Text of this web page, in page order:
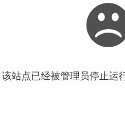
站点已经被管理员停止运